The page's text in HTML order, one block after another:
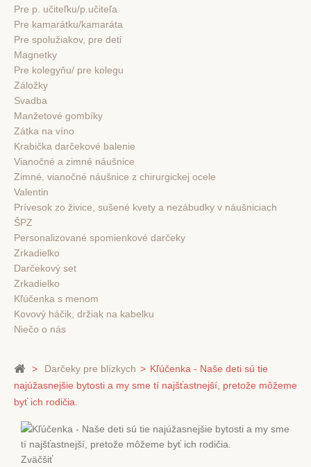
Pre p. učiteľku/p.učiteľa
Pre kamarátku/kamaráta
Pre spolužiakov, pre deti
Magnetky
Pre kolegyňu/ pre kolegu
Záložky
Svadba
Manžetové gombíky
Zátka na víno
Krabička darčekové balenie
Vianočné a zimné náušnice
Zimné, vianočné náušnice z chirurgickej ocele
Valentin
Prívesok zo živice, sušené kvety a nezábudky v náušniciach
ŠPZ
Personalizované spomienkové darčeky
Zrkadielko
Darčekový set
Zrkadielko
Kľúčenka s menom
Kovový háčik, držiak na kabelku
Niečo o nás
> Darčeky pre blízkych > Kľúčenka - Naše deti sú tie
najúžasnejšie bytosti a my sme tí najšťastnejší, pretože môžeme
byť ich rodičia.
Zväčšiť